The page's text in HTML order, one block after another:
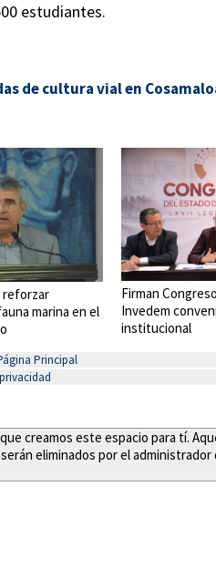
estudiantes.
de cultura vial en
reforzar
marina en el
Firman
Invedem
institucional
Principal
creamos este espacio para tí.
eliminados por el administrador